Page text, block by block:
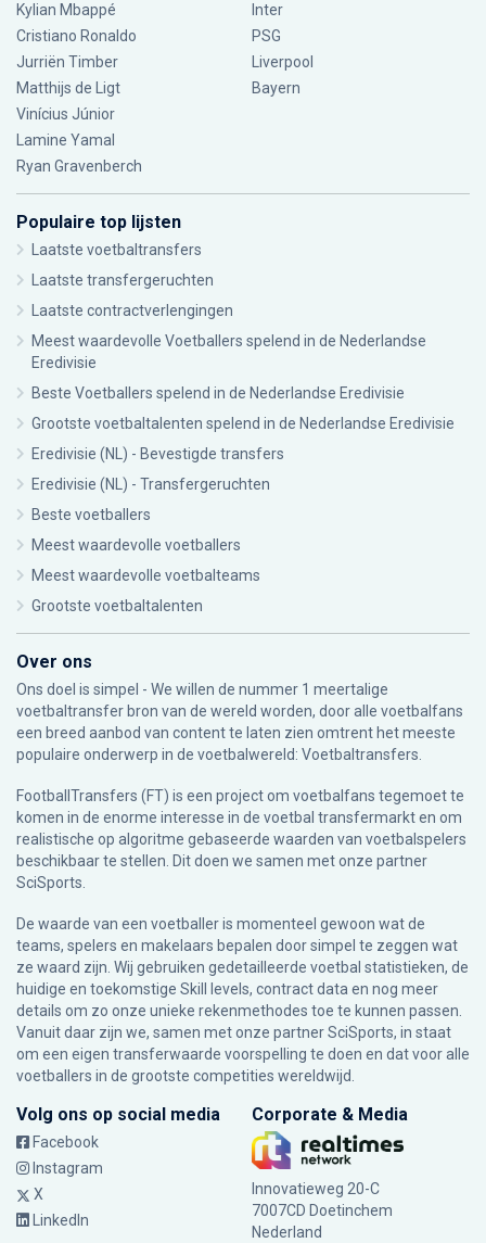
Kylian Mbappé
Cristiano Ronaldo
Jurriën Timber
Matthijs de Ligt
Vinícius Júnior
Lamine Yamal
Ryan Gravenberch
Inter
PSG
Liverpool
Bayern
Populaire top lijsten
Laatste voetbaltransfers
Laatste transfergeruchten
Laatste contractverlengingen
Meest waardevolle Voetballers spelend in de Nederlandse
Eredivisie
Beste Voetballers spelend in de Nederlandse Eredivisie
Grootste voetbaltalenten spelend in de Nederlandse Eredivisie
Eredivisie (NL) - Bevestigde transfers
Eredivisie (NL) - Transfergeruchten
Beste voetballers
Meest waardevolle voetballers
Meest waardevolle voetbalteams
Grootste voetbaltalenten
Over ons
Ons doel is simpel - We willen de nummer 1 meertalige
voetbaltransfer bron van de wereld worden, door alle voetbalfans
een breed aanbod van content te laten zien omtrent het meeste
populaire onderwerp in de voetbalwereld: Voetbaltransfers.
FootballTransfers (FT) is een project om voetbalfans tegemoet te
komen in de enorme interesse in de voetbal transfermarkt en om
realistische op algoritme gebaseerde waarden van voetbalspelers
beschikbaar te stellen. Dit doen we samen met onze partner
SciSports
De waarde van een voetballer is momenteel gewoon wat de
teams, spelers en makelaars bepalen door simpel te zeggen wat
ze waard zijn. Wij gebruiken gedetailleerde voetbal statistieken, de
huidige en toekomstige Skill levels, contract data en nog meer
details om zo onze unieke rekenmethodes toe te kunnen passen.
Vanuit daar zijn we, samen met onze partner SciSports, in staat
om een eigen transferwaarde voorspelling te doen en dat voor alle
voetballers in de grootste competities wereldwijd.
Volg ons op social media
Facebook
Instagram
X
LinkedIn
Corporate & Media
Innovatieweg 20-C
7007CD Doetinchem
Nederland